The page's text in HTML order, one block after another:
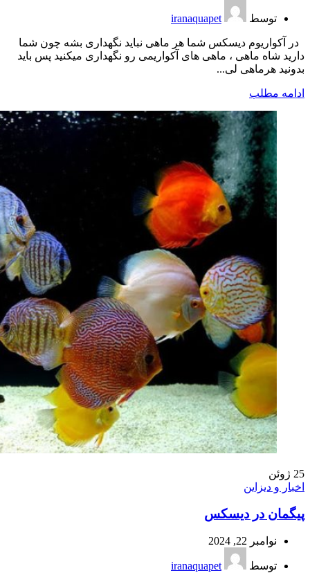
توسط iranaquapet
در آكواريوم ديسكس شما هر ماهی نباید نگهداری بشه چون شما
دارید شاه ماهی ، ماهی های آکواریمی رو نگهداری میکنید پس باید
بدونید هرماهی لی...
ادامه مطلب
25 ژوئن
اخبار و دیزاین
پيگمان در ديسكس
نوامبر 22, 2024
توسط iranaquapet